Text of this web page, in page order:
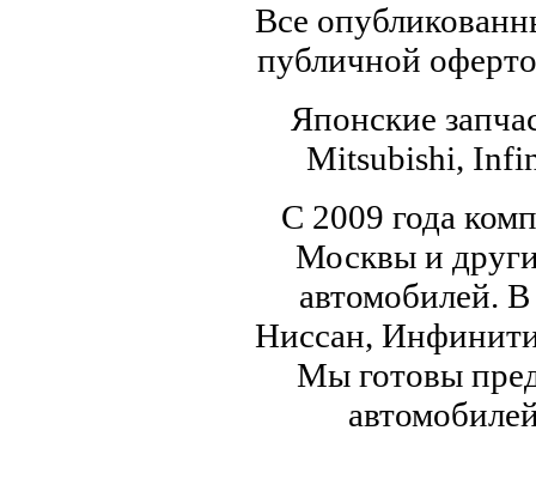
Все
публичной
Японские
Mitsubishi,
С 2009 года
Москвы и
автомобилей.
Ниссан,
Мы готовы